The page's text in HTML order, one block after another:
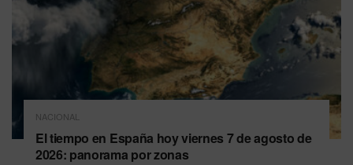
NACIONAL
El tiempo en España hoy viernes 7 de agosto de
2026: panorama por zonas